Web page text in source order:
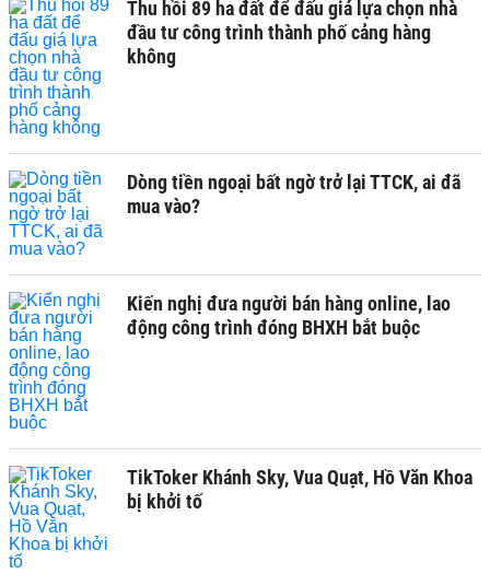
Thu hồi 89 ha đất để đấu giá lựa chọn nhà
đầu tư công trình thành phố cảng hàng
không
Dòng tiền ngoại bất ngờ trở lại TTCK, ai đã
mua vào?
Kiến nghị đưa người bán hàng online, lao
động công trình đóng BHXH bắt buộc
TikToker Khánh Sky, Vua Quạt, Hồ Văn Khoa
bị khởi tố